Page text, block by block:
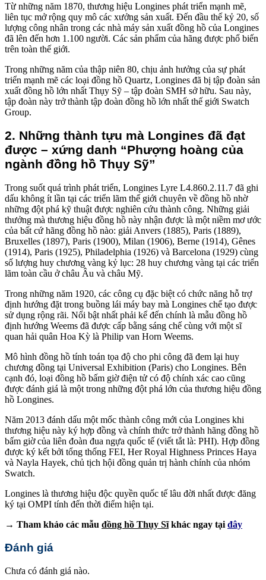
Từ những năm 1870, thương hiệu Longines phát triển mạnh mẽ,
liên tục mở rộng quy mô các xưởng sản xuất. Đến đầu thế kỷ 20, số
lượng công nhân trong các nhà máy sản xuất đồng hồ của Longines
đã lên đến hơn 1.100 người. Các sản phẩm của hãng được phổ biến
trên toàn thế giới.
Trong những năm của thập niên 80, chịu ảnh hưởng của sự phát
triển mạnh mẽ các loại đồng hồ Quartz, Longines đã bị tập đoàn sản
xuất đồng hồ lớn nhất Thụy Sỹ – tập đoàn SMH sở hữu. Sau này,
tập đoàn này trở thành tập đoàn đồng hồ lớn nhất thế giới Swatch
Group.
2. Những thành tựu mà Longines đã đạt
được – xứng danh “Phượng hoàng của
ngành đồng hồ Thụy Sỹ”
Trong suốt quá trình phát triển, Longines Lyre L4.860.2.11.7 đã ghi
dấu không ít lần tại các triển lãm thế giới chuyên về đồng hồ nhờ
những đột phá kỹ thuật được nghiên cứu thành công. Những giải
thưởng mà thương hiệu đồng hồ này nhận được là một niềm mơ ước
của bất cứ hãng đồng hồ nào: giải Anvers (1885), Paris (1889),
Bruxelles (1897), Paris (1900), Milan (1906), Berne (1914), Gênes
(1914), Paris (1925), Philadelphia (1926) và Barcelona (1929) cùng
số lượng huy chương vàng kỷ lục: 28 huy chương vàng tại các triển
lãm toàn cầu ở châu Âu và châu Mỹ.
Trong những năm 1920, các công cụ đặc biệt có chức năng hỗ trợ
định hướng đặt trong buồng lái máy bay mà Longines chế tạo được
sử dụng rộng rãi. Nổi bật nhất phải kể đến chính là mẫu đồng hồ
định hướng Weems đã được cấp bằng sáng chế cùng với một sĩ
quan hải quân Hoa Kỳ là Philip van Horn Weems.
Mô hình đồng hồ tính toán tọa độ cho phi công đã đem lại huy
chương đồng tại Universal Exhibition (Paris) cho Longines. Bên
cạnh đó, loại đồng hồ bấm giờ điện tử có độ chính xác cao cũng
được đánh giá là một trong những đột phá lớn của thương hiệu đồng
hồ Longines.
Năm 2013 đánh dấu một mốc thành công mới của Longines khi
thương hiệu này ký hợp đồng và chính thức trở thành hãng đồng hồ
bấm giờ của liên đoàn đua ngựa quốc tế (viết tắt là: PHI). Hợp đồng
được ký kết bởi tổng thống FEI, Her Royal Highness Princes Haya
và Nayla Hayek, chủ tịch hội đồng quản trị hành chính của nhóm
Swatch.
Longines là thương hiệu độc quyền quốc tế lâu đời nhất được đăng
ký tại OMPI tính đến thời điểm hiện tại.
→ Tham khảo các mẫu đồng hồ Thụy Sĩkhác ngay tại đây
Đánh giá
Chưa có đánh giá nào.